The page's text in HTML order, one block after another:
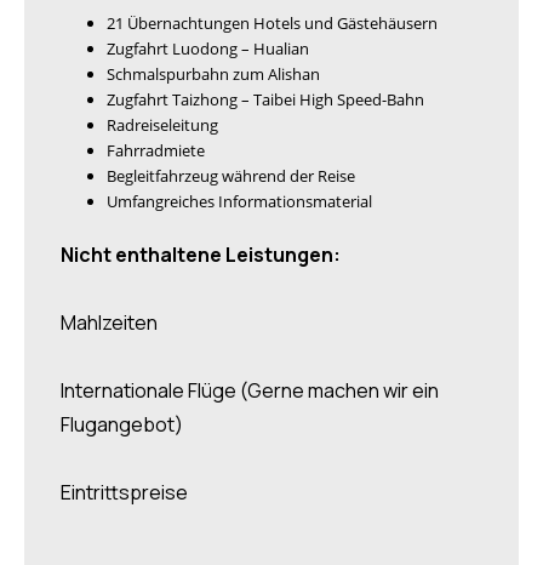
21 Übernachtungen Hotels und Gästehäusern
Zugfahrt Luodong – Hualian
Schmalspurbahn zum Alishan
Zugfahrt Taizhong – Taibei High Speed-Bahn
Radreiseleitung
Fahrradmiete
Begleitfahrzeug während der Reise
Umfangreiches Informationsmaterial
Nicht enthaltene Leistungen:
Mahlzeiten
Internationale Flüge (Gerne machen wir ein
Flugangebot)
Eintrittspreise